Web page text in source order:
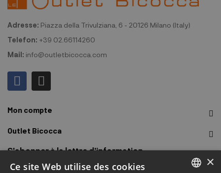
Adresse: Piazza della Trivulziana, 6 - 20126 Milano (Italy)
Telefon: +39 02.66114260
Mail: info@outletbicocca.com
Mon compte
Outlet Bicocca
S'abonner à la lettre d'information
×
Ce site Web utilise des cookies